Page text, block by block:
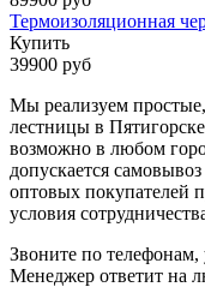
Термоизоляционная
Купить
39900 руб
Мы реализуем
лестницы в
возможно в любом
допускается
оптовых покупателей
условия
Звоните по телефонам,
Менеджер ответит на